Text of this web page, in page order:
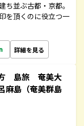
ち並ぶ古都・京都。
を頂くのに役立つ一
詳細を見る
島旅 奄美大
島（奄美群島